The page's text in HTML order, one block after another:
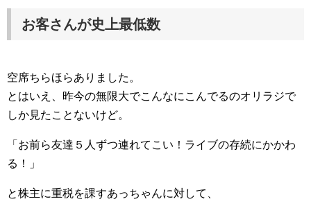
お客さんが史上最低数
空席ちらほらありました。
とはいえ、昨今の無限大でこんなにこんでるのオリラジで
しか見たことないけど。
「お前ら友達５人ずつ連れてこい！ライブの存続にかかわ
る！」
と株主に重税を課すあっちゃんに対して、